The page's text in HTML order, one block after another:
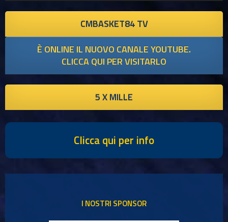
CMBASKET84 TV
È ONLINE IL NUOVO CANALE YOUTUBE.
CLICCA QUI PER VISITARLO
5 X MILLE
Clicca qui per info
I NOSTRI SPONSOR